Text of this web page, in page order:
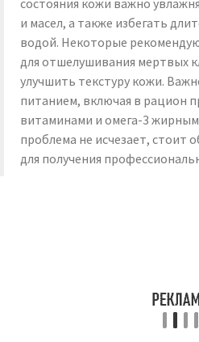
состояния кожи важно
и масел, а также избегать
водой. Некоторые
для отшелушивания мертвых
улучшить текстуру кожи.
питанием, включая в рацион
витаминами и омега-3
проблема не исчезает, стоит
для получения